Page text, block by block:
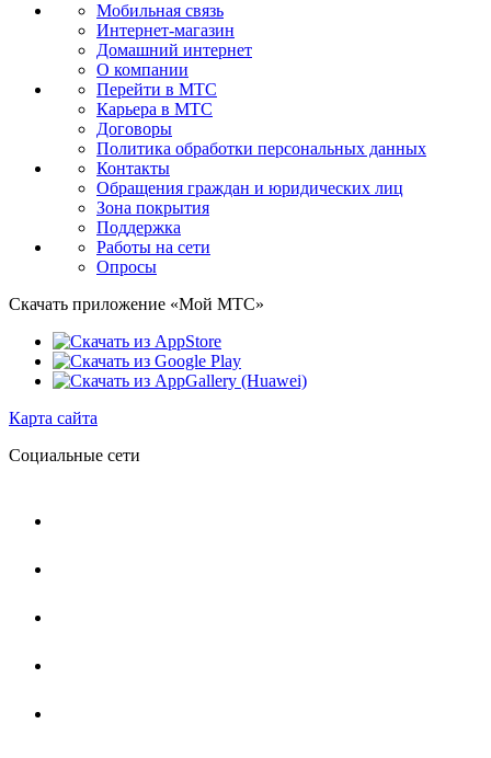
Мобильная связь
Интернет-магазин
Домашний интернет
О компании
Перейти в МТС
Карьера в МТС
Договоры
Политика обработки персональных данных
Контакты
Обращения граждан и юридических лиц
Зона покрытия
Поддержка
Работы на сети
Опросы
Скачать приложение «Мой МТС»
Карта сайта
Социальные сети